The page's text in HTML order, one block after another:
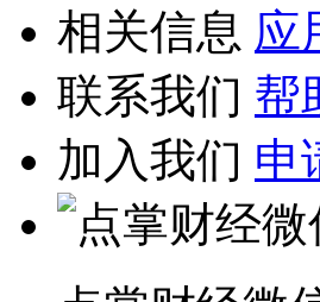
相关信息 应
联系我们 帮
加入我们 申